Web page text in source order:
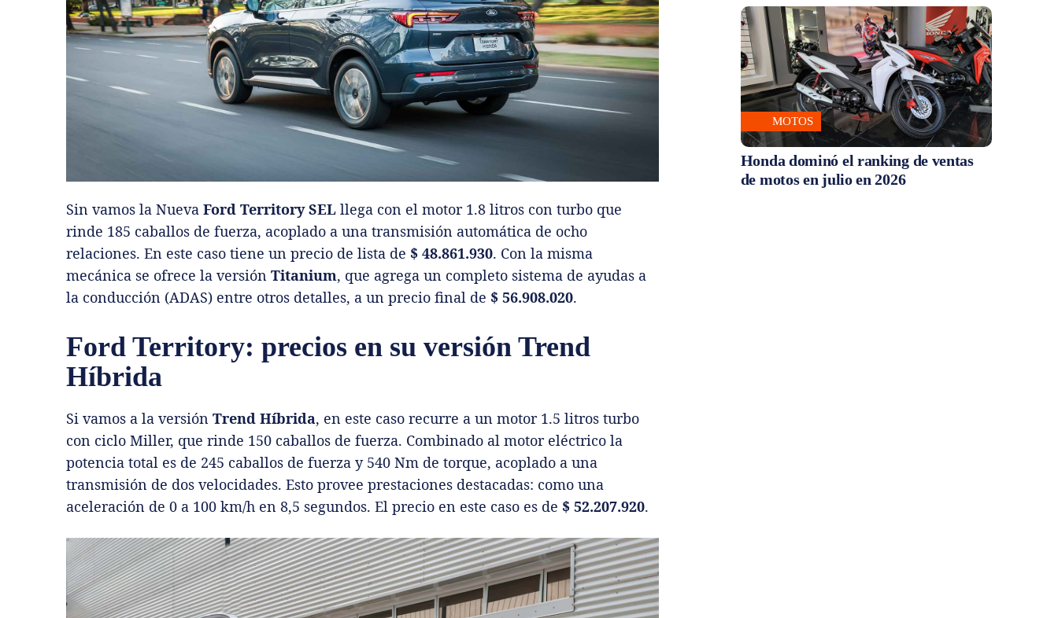
Sin vamos la Nueva Ford Territory SEL llega con el motor 1.8 litros con turbo que
rinde 185 caballos de fuerza, acoplado a una transmisión automática de ocho
relaciones. En este caso tiene un precio de lista de $ 48.861.930. Con la misma
mecánica se ofrece la versión Titanium, que agrega un completo sistema de ayudas a
la conducción (ADAS) entre otros detalles, a un precio final de $ 56.908.020.
Ford Territory: precios en su versión Trend
Híbrida
Si vamos a la versión Trend Híbrida, en este caso recurre a un motor 1.5 litros turbo
con ciclo Miller, que rinde 150 caballos de fuerza. Combinado al motor eléctrico la
potencia total es de 245 caballos de fuerza y 540 Nm de torque, acoplado a una
transmisión de dos velocidades. Esto provee prestaciones destacadas: como una
aceleración de 0 a 100 km/h en 8,5 segundos. El precio en este caso es de $ 52.207.920.
MOTOS
Honda dominó el ranking de ventas
de motos en julio en 2026